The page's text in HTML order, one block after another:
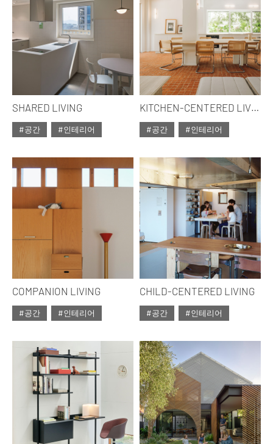
SHARED LIVING
#공간
#인테리어
#2026년5월호
KITCHEN-CENTERED LIVING
#공간
#인테리어
#2026년5월호
COMPANION LIVING
#공간
#인테리어
#2026년5월호
CHILD-CENTERED LIVING
#공간
#인테리어
#2026년5월호